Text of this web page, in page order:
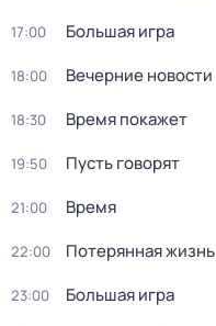
17:00 Большая игра
18:00 Вечерние новости
18:30 Время покажет
19:50 Пусть говорят
21:00 Время
22:00 Потерянная жизнь
23:00 Большая игра